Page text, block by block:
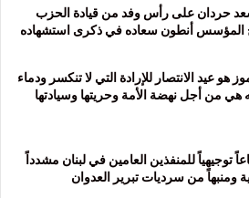
حردان على رأس وفد من قيادة الحزب
المؤسس أنطون سعاده في ذكرى استشهاده
عيد الفداء في 8 تموز هو عيد الانتصار للإرادة التي لا تنكسر ودماء
من أجل نهضة الأمة وحريتها وسيادتها
توجيهياً للمنفذين العامين في لبنان مشدداً
ومنبهاً من سرديات تبرير العدوان